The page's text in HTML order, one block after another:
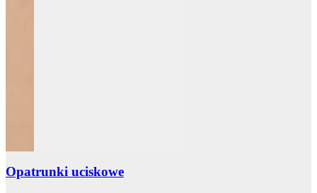
Opatrunki uciskowe